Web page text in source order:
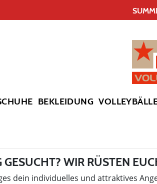
BEKLEIDUNG
WIR RÜSTEN
dein individuelles und attraktives